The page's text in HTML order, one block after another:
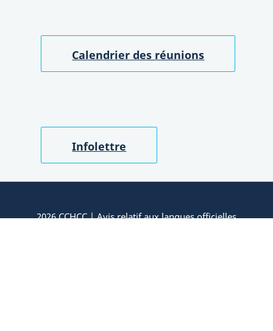
Calendrier des réunions
Infolettre
2026 CCHCC |Avis relatif aux langues officielles